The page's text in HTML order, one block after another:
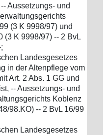
Aussetzungs- und
(3 K 9998/97) und
(3 K 9998/97) -- 2 BvL
Landesgesetzes
in der Altenpflege vom
Art. 2 Abs. 1 GG und
-- Aussetzungs- und
Koblenz
98.KO) -- 2 BvL 16/99
Landesgesetzes